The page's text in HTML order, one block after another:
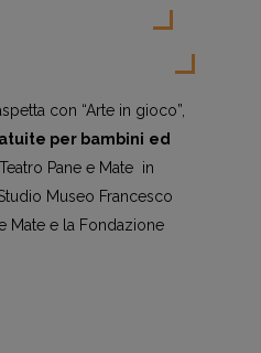
con “Arte in gioco”,
per bambini ed
Pane e Mate in
Museo Francesco
Mate e la Fondazione